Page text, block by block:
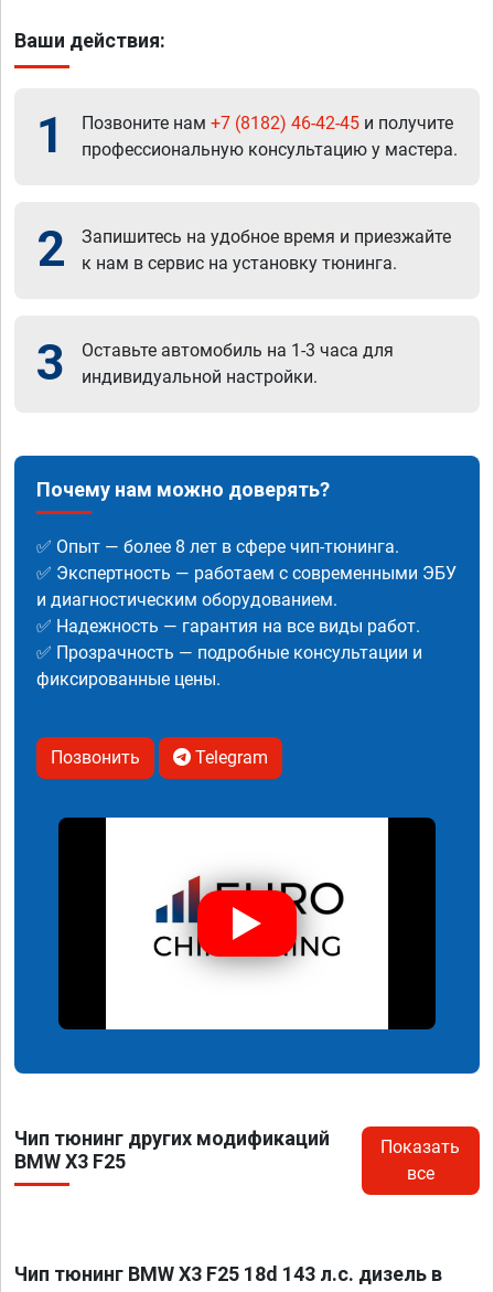
Ваши действия:
1 Позвоните нам +7 (8182) 46-42-45 и получите
профессиональную консультацию у мастера.
2
Запишитесь на удобное время и приезжайте
к нам в сервис на установку тюнинга.
3
Оставьте автомобиль на 1-3 часа для
индивидуальной настройки.
Почему нам можно доверять?
✅ Опыт — более 8 лет в сфере чип-тюнинга.
✅ Экспертность — работаем с современными ЭБУ
и диагностическим оборудованием.
✅ Надежность — гарантия на все виды работ.
✅ Прозрачность — подробные консультации и
фиксированные цены.
Позвонить Telegram
Чип тюнинг других модификаций
BMW X3 F25
Показать
все
Чип тюнинг BMW X3 F25 18d 143 л.с. дизель в